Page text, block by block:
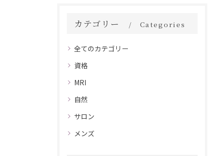
カテゴリー Categories
全てのカテゴリー
資格
MRI
自然
サロン
メンズ